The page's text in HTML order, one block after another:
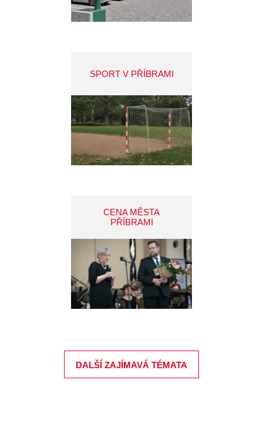
SPORT V PŘÍBRAMI
CENA MĚSTA
PŘÍBRAMI
DALŠÍ ZAJÍMAVÁ TÉMATA